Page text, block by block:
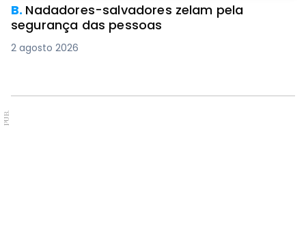
B. Nadadores-salvadores zelam pela
segurança das pessoas
2 agosto 2026
PUB.